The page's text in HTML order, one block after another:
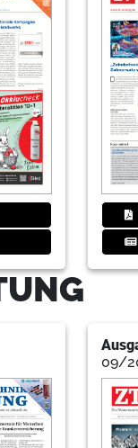
der Senioren
09/